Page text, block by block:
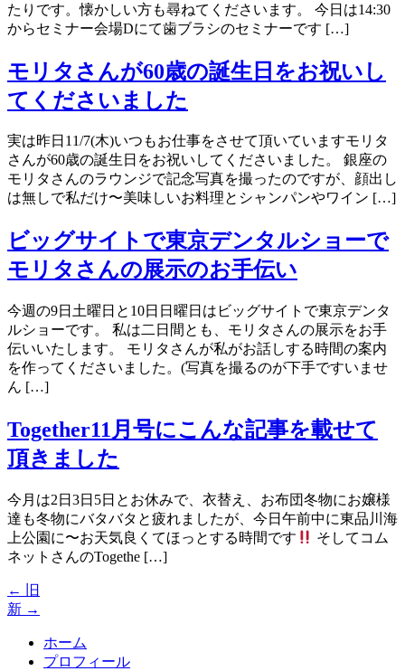
たりです。懐かしい方も尋ねてくださいます。 今日は14:30
からセミナー会場Dにて歯ブラシのセミナーです […]
モリタさんが60歳の誕生日をお祝いし
てくださいました
実は昨日11/7(木)いつもお仕事をさせて頂いていますモリタ
さんが60歳の誕生日をお祝いしてくださいました。 銀座の
モリタさんのラウンジで記念写真を撮ったのですが、顔出し
は無しで私だけ〜美味しいお料理とシャンパンやワイン […]
ビッグサイトで東京デンタルショーで
モリタさんの展示のお手伝い
今週の9日土曜日と10日日曜日はビッグサイトで東京デンタ
ルショーです。 私は二日間とも、モリタさんの展示をお手
伝いいたします。 モリタさんが私がお話しする時間の案内
を作ってくださいました。(写真を撮るのが下手ですいませ
ん […]
Together11月号にこんな記事を載せて
頂きました
今月は2日3日5日とお休みで、衣替え、お布団冬物にお嬢様
達も冬物にバタバタと疲れましたが、今日午前中に東品川海
上公園に〜お天気良くてほっとする時間です
そしてコム
ネットさんのTogethe […]
←
旧
新 →
ホーム
プロフィール